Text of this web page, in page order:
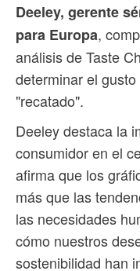
Deeley, gerente
para Europa,
análisis de Taste
determinar el
"recatado".
Deeley destaca la
consumidor en el
afirma que los
más que las
las necesidades
cómo nuestros
sostenibilidad han